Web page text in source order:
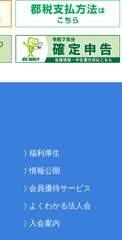
福利厚生
情報公開
会員優待サービス
よくわかる法人会
入会案内